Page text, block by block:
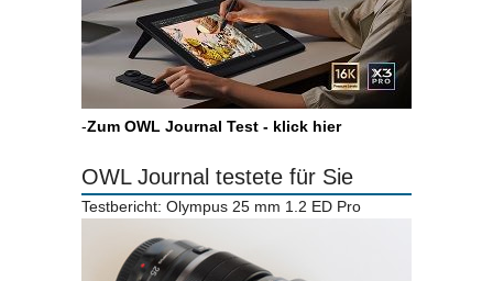
-Zum OWL Journal Test - klick hier
OWL Journal testete für Sie
Testbericht: Olympus 25 mm 1.2 ED Pro